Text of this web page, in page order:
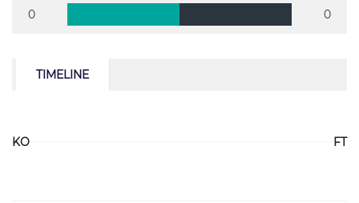
0
0
TIMELINE
KO FT